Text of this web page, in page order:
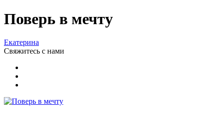
Поверь в мечту
Екатерина
Свяжитесь с нами